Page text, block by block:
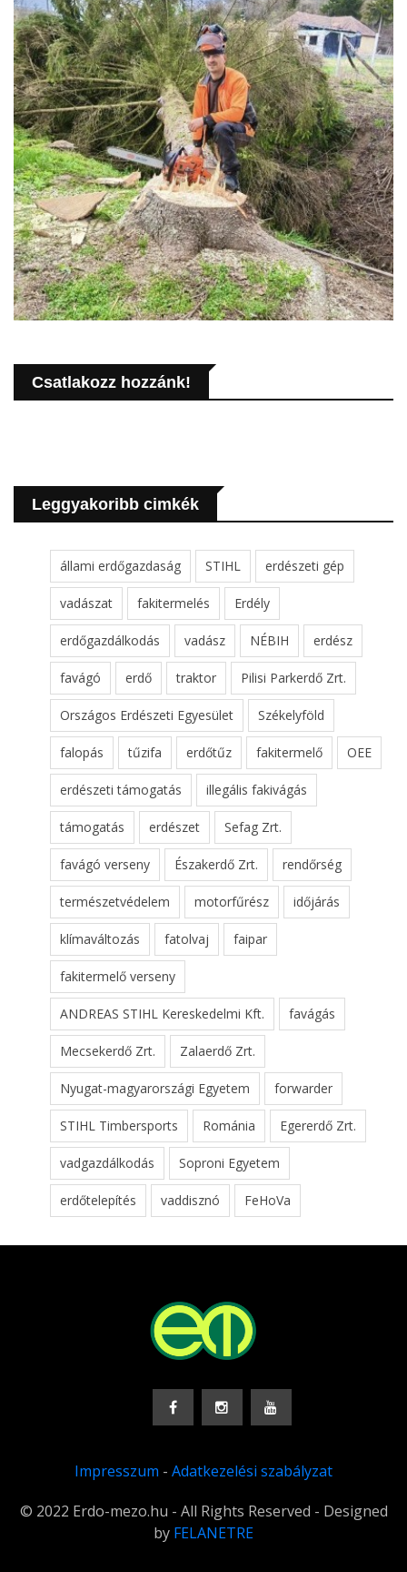
Csatlakozz hozzánk!
Leggyakoribb cimkék
állami erdőgazdaság STIHL erdészeti gép
vadászat fakitermelés Erdély
erdőgazdálkodás vadász NÉBIH erdész
favágó erdő traktor Pilisi Parkerdő Zrt.
Országos Erdészeti Egyesület Székelyföld
falopás tűzifa erdőtűz fakitermelő OEE
erdészeti támogatás illegális fakivágás
támogatás erdészet Sefag Zrt.
favágó verseny Északerdő Zrt. rendőrség
természetvédelem motorfűrész időjárás
klímaváltozás fatolvaj faipar
fakitermelő verseny
ANDREAS STIHL Kereskedelmi Kft. favágás
Mecsekerdő Zrt. Zalaerdő Zrt.
Nyugat-magyarországi Egyetem forwarder
STIHL Timbersports Románia Egererdő Zrt.
vadgazdálkodás Soproni Egyetem
erdőtelepítés vaddisznó FeHoVa
Impresszum - Adatkezelési szabályzat
© 2022 Erdo-mezo.hu - All Rights Reserved - Designed
by FELANETRE